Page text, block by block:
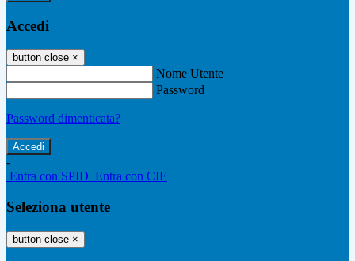
Accedi
button close ×
Nome Utente
Password
Password dimenticata?
-
Entra con SPID Entra con CIE
Seleziona utente
button close ×